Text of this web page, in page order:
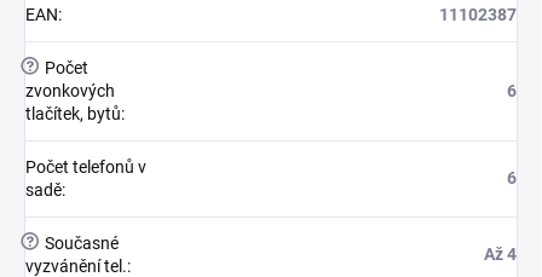
EAN: 11102387
?
Počet
zvonkových
tlačítek, bytů:
6
Počet telefonů v
sadě:
6
? Současné
vyzvánění tel.:
Až 4